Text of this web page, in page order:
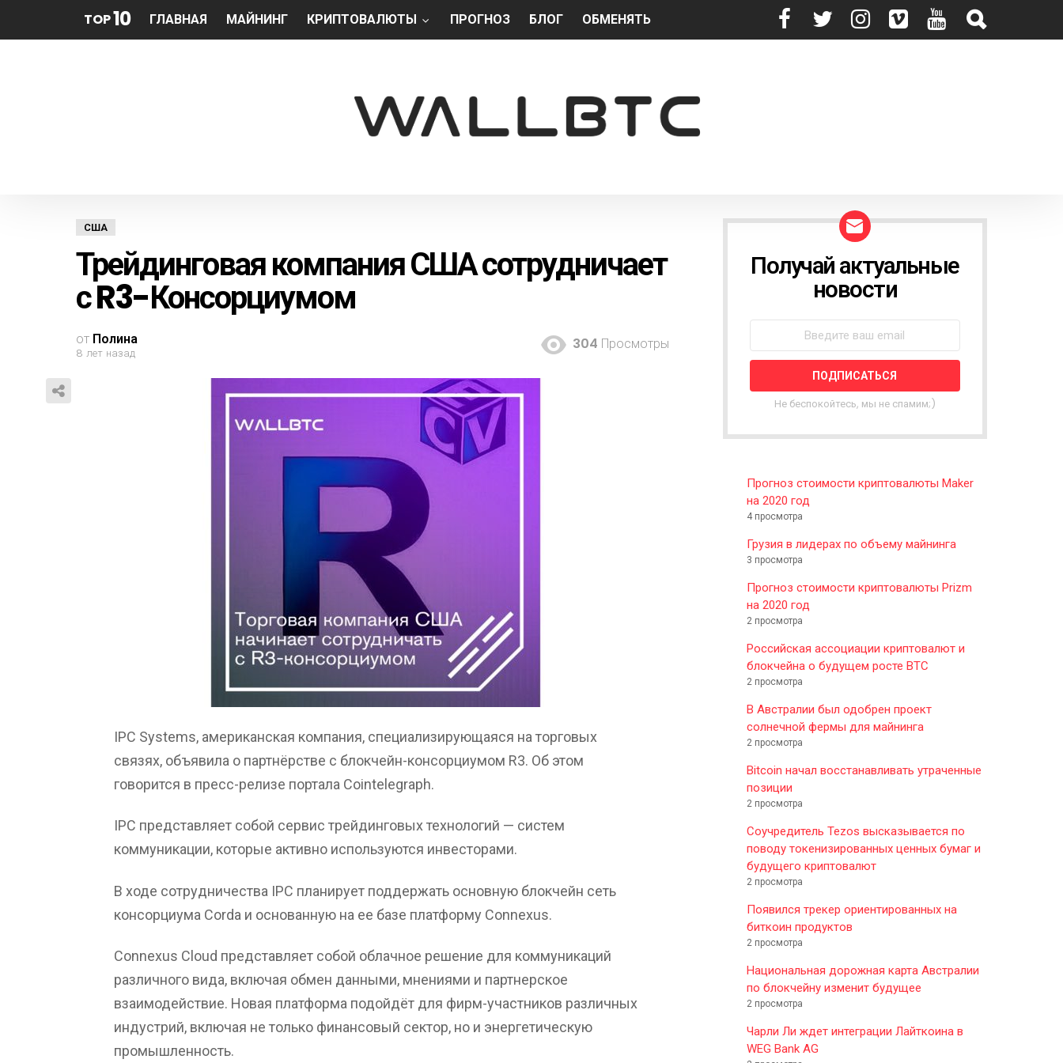
TOP10 ГЛАВНАЯ МАЙНИНГ КРИПТОВАЛЮТЫ ПРОГНОЗ БЛОГ ОБМЕНЯТЬ
США
Трейдинговая компания США сотрудничает
с R3-Консорциумом
от Полина
8 лет назад
304 Просмотры
IPC Systems, американская компания, специализирующаяся на торговых
связях, объявила о партнёрстве с блокчейн-консорциумом R3. Об этом
говорится в пресс-релизе портала Cointelegraph.
IPC представляет собой сервис трейдинговых технологий — систем
коммуникации, которые активно используются инвесторами.
В ходе сотрудничества IPC планирует поддержать основную блокчейн сеть
консорциума Corda и основанную на ее базе платформу Connexus.
Connexus Cloud представляет собой облачное решение для коммуникаций
различного вида, включая обмен данными, мнениями и партнерское
взаимодействие. Новая платформа подойдёт для фирм-участников различных
индустрий, включая не только финансовый сектор, но и энергетическую
промышленность.
N
E
E
T
E
Получай актуальные
новости
Не беспокойтесь, мы не спамим;)
Прогноз стоимости криптовалюты Maker
на 2020 год
4 просмотра
Грузия в лидерах по объему майнинга
3 просмотра
Прогноз стоимости криптовалюты Prizm
на 2020 год
2 просмотра
Российская ассоциации криптовалют и
блокчейна о будущем росте BTC
2 просмотра
В Австралии был одобрен проект
солнечной фермы для майнинга
2 просмотра
Bitcoin начал восстанавливать утраченные
позиции
2 просмотра
Соучредитель Tezos высказывается по
поводу токенизированных ценных бумаг и
будущего криптовалют
2 просмотра
Появился трекер ориентированных на
биткоин продуктов
2 просмотра
Национальная дорожная карта Австралии
по блокчейну изменит будущее
2 просмотра
Чарли Ли ждет интеграции Лайткоина в
WEG Bank AG